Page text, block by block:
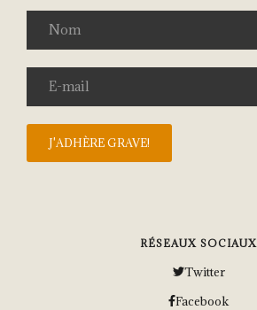
RÉSEAUX SOCIAUX
Twitter
Facebook